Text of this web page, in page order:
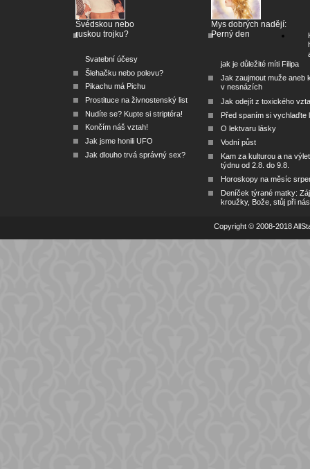
Švédskou nebo
ruskou trojku?
Svatební účesy
Šlehačku nebo polevu?
Pikachu má Pichu
Prostituce na živnostenský list
Nudíte se? Kupte si striptéra!
Končím náš vztah!
Jak jsme honili UFO
Jak dlouho trvá správný sex?
Mys dobrých nadějí:
Perný den
jak je důležité míti Filipa
Jak zaujmout muže aneb
v nesnázích
Jak odejít z toxického
Před spaním si vychlaďte
O lektvaru lásky
Vodní půst
Kam za kulturou a na
týdnu od 2.8. do 9.8.
Horoskopy na měsíc
Deníček týrané matky:
kroužky, Bože, stůj při nás
Copyright © 2008-2018